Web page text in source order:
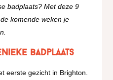
badplaats? Met deze 9
komende weken je
badplaats
eerste gezicht in Brighton.